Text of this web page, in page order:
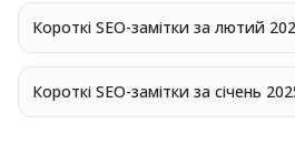
Короткі SEO-замітки за лютий
Короткі SEO-замітки за січень